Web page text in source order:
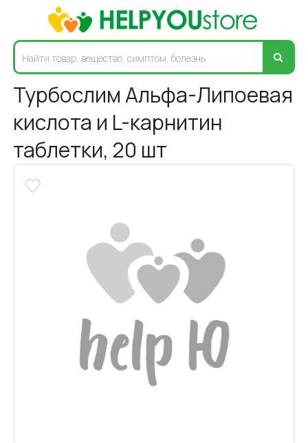
Турбослим Альфа-Липоевая
кислота и L-карнитин
таблетки, 20 шт